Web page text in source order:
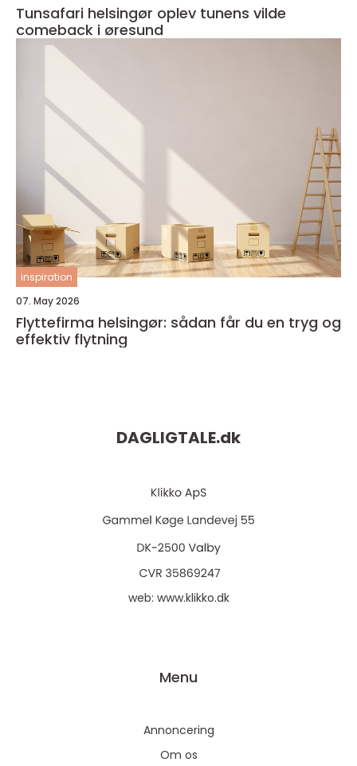
Tunsafari helsingør oplev tunens vilde
comeback i øresund
inspiration
07. May 2026
Flyttefirma helsingør: sådan får du en tryg og
effektiv flytning
DAGLIGTALE.dk
web: www.klikko.dk
Menu
Annoncering
Om os